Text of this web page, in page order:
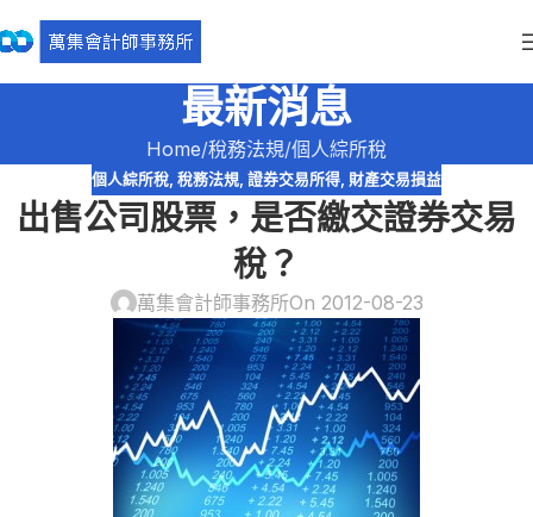
最新消息
Home 稅務法規 個人綜所稅
個人綜所稅, 稅務法規, 證券交易所得, 財產交易損益
出售公司股票，是否繳交證券交易
稅？
萬集會計師事務所On 2012-08-23